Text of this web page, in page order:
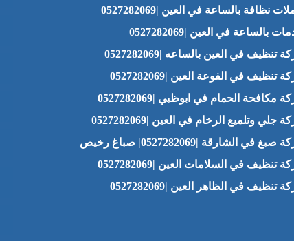
نظافة بالساعة في العين |0527282069
بالساعة في العين |0527282069
تنظيف في العين بالساعه |0527282069
تنظيف في الفوعة العين |0527282069
مكافحة الحمام في ابوظبي |0527282069
جلي وتلميع الرخام في العين |0527282069
في الشارقة |0527282069| صباغ رخيص
تنظيف في السلامات العين |0527282069
تنظيف في الظاهر العين |0527282069